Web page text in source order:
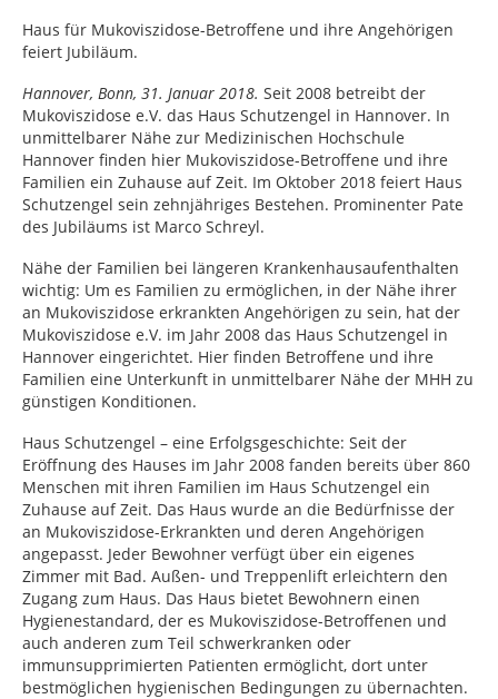
Haus für Mukoviszidose-Betroffene und ihre Angehörigen
feiert Jubiläum.
Hannover, Bonn, 31. Januar 2018. Seit 2008 betreibt der
Mukoviszidose e.V. das Haus Schutzengel in Hannover. In
unmittelbarer Nähe zur Medizinischen Hochschule
Hannover finden hier Mukoviszidose-Betroffene und ihre
Familien ein Zuhause auf Zeit. Im Oktober 2018 feiert Haus
Schutzengel sein zehnjähriges Bestehen. Prominenter Pate
des Jubiläums ist Marco Schreyl.
Nähe der Familien bei längeren Krankenhausaufenthalten
wichtig: Um es Familien zu ermöglichen, in der Nähe ihrer
an Mukoviszidose erkrankten Angehörigen zu sein, hat der
Mukoviszidose e.V. im Jahr 2008 das Haus Schutzengel in
Hannover eingerichtet. Hier finden Betroffene und ihre
Familien eine Unterkunft in unmittelbarer Nähe der MHH zu
günstigen Konditionen.
Haus Schutzengel – eine Erfolgsgeschichte: Seit der
Eröffnung des Hauses im Jahr 2008 fanden bereits über 860
Menschen mit ihren Familien im Haus Schutzengel ein
Zuhause auf Zeit. Das Haus wurde an die Bedürfnisse der
an Mukoviszidose-Erkrankten und deren Angehörigen
angepasst. Jeder Bewohner verfügt über ein eigenes
Zimmer mit Bad. Außen- und Treppenlift erleichtern den
Zugang zum Haus. Das Haus bietet Bewohnern einen
Hygienestandard, der es Mukoviszidose-Betroffenen und
auch anderen zum Teil schwerkranken oder
immunsupprimierten Patienten ermöglicht, dort unter
bestmöglichen hygienischen Bedingungen zu übernachten.